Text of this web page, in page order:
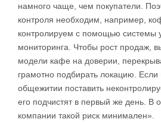
намного чаще, чем покупатели.
контроля необходим, например,
контролируем с помощью системы
мониторинга. Чтобы рост продаж,
модели кафе на доверии,
грамотно подбирать локацию. Если
общежитии поставить
его подчистят в первый же день. В
компании такой риск минимален».